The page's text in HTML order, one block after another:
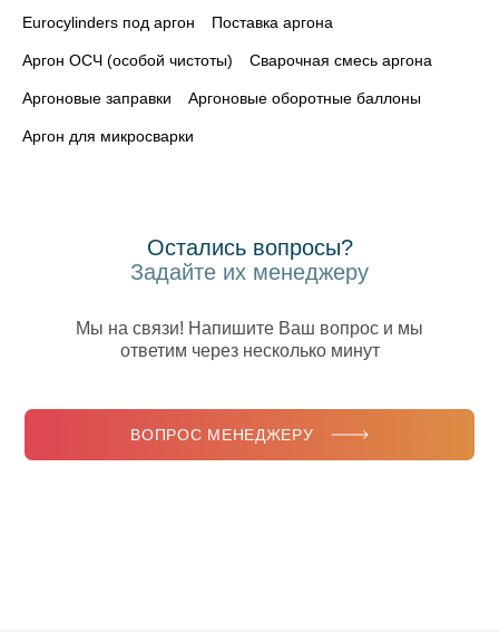
Eurocylinders под аргон Поставка аргона
Аргон ОСЧ (особой чистоты) Сварочная смесь аргона
Аргоновые заправки Аргоновые оборотные баллоны
Аргон для микросварки
Остались вопросы?
Задайте их менеджеру
Мы на связи! Напишите Ваш вопрос и мы
ответим через несколько минут
ВОПРОС МЕНЕДЖЕРУ